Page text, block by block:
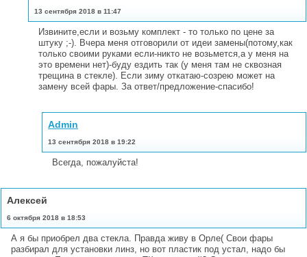
13 сентября 2018 в 11:47
Извините,если и возьму комплект - то только по цене за
штуку ;-). Вчера меня отговорили от идеи замены(потому,как
только своими руками если-никто не возьмется,а у меня на
это времени нет)-буду ездить так (у меня там не сквозная
трещина в стекле). Если зиму откатаю-созрею может на
замену всей фары. За ответ/предложение-спасибо!
Admin
13 сентября 2018 в 19:22
Всегда, пожалуйста!
Алексей
6 октября 2018 в 18:53
А я бы приобрел два стекла. Правда живу в Орле( Свои фары
разбирал для установки линз, но вот пластик под устал, надо бы